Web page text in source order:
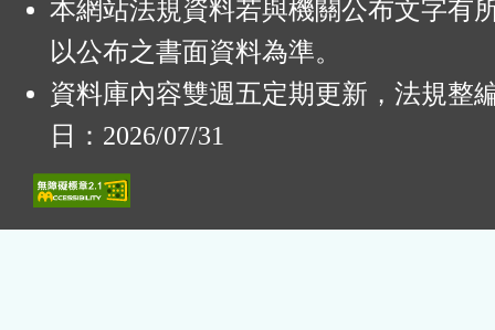
本網站法規資料若與機關公布文字有
以公布之書面資料為準。
資料庫內容雙週五定期更新，法規整
日：2026/07/31